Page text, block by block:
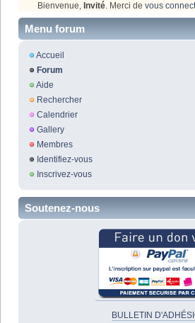
Bienvenue, Invité. Merci de vous
Menu forum
Accueil
Forum
Aide
Rechercher
Calendrier
Gallery
Membres
Identifiez-vous
Inscrivez-vous
Soutenez-nous
BULLETIN